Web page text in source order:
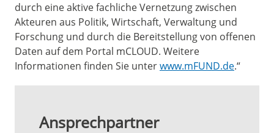
durch eine aktive fachliche Vernetzung zwischen
Akteuren aus Politik, Wirtschaft, Verwaltung und
Forschung und durch die Bereitstellung von offenen
Daten auf dem Portal mCLOUD. Weitere
Informationen finden Sie unterwww.mFUND.de.“
Ansprechpartner